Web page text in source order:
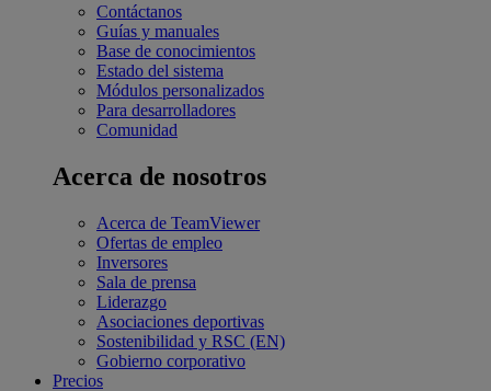
Contáctanos
Guías y manuales
Base de conocimientos
Estado del sistema
Módulos personalizados
Para desarrolladores
Comunidad
Acerca de nosotros
Acerca de TeamViewer
Ofertas de empleo
Inversores
Sala de prensa
Liderazgo
Asociaciones deportivas
Sostenibilidad y RSC (EN)
Gobierno corporativo
Precios